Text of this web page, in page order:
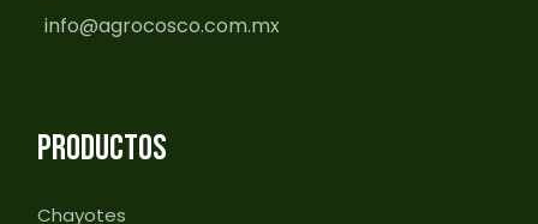
info@agrocosco.com.mx
PRODUCTOS
Chayotes